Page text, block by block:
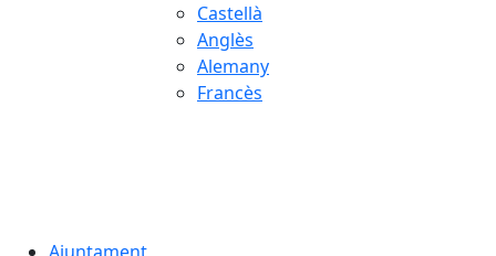
Castellà
Anglès
Alemany
Francès